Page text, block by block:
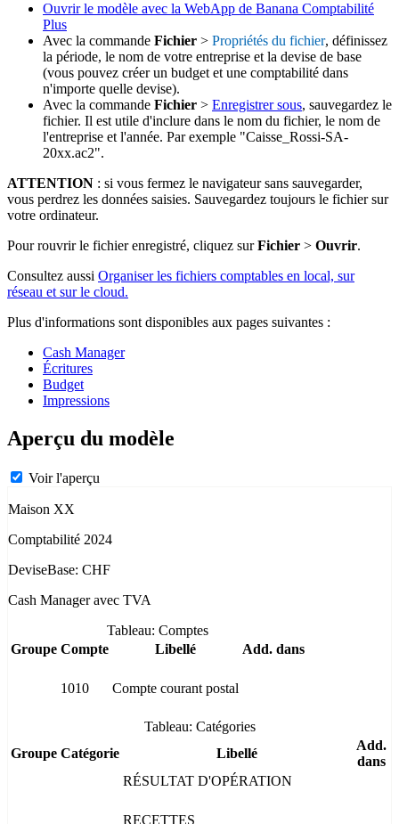
Ouvrir le modèle avec la WebApp de Banana Comptabilité
Plus
Avec la commande Fichier > Propriétés du fichier, définissez
la période, le nom de votre entreprise et la devise de base
(vous pouvez créer un budget et une comptabilité dans
n'importe quelle devise).
Avec la commande Fichier > Enregistrer sous, sauvegardez le
fichier. Il est utile d'inclure dans le nom du fichier, le nom de
l'entreprise et l'année. Par exemple "Caisse_Rossi-SA-
20xx.ac2".
ATTENTION : si vous fermez le navigateur sans sauvegarder,
vous perdrez les données saisies. Sauvegardez toujours le fichier sur
votre ordinateur.
Pour rouvrir le fichier enregistré, cliquez surFichier > Ouvrir.
Consultez aussi Organiser les fichiers comptables en local, sur
réseau et sur le cloud.
Plus d'informations sont disponibles aux pages suivantes :
Cash Manager
Écritures
Budget
Impressions
Aperçu du modèle
Voir l'aperçu
Maison XX
Comptabilité 2024
DeviseBase: CHF
Cash Manager avec TVA
Tableau: Comptes
Groupe Compte Libellé Add. dans
1010 Compte courant postal
Tableau: Catégories
Groupe Catégorie Libellé
Add.
dans
RÉSULTAT D'OPÉRATION
RECETTES